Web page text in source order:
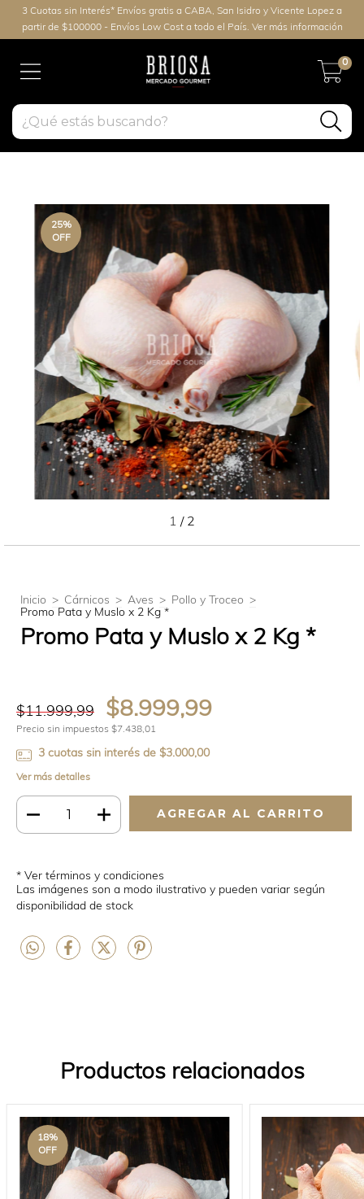
3 Cuotas sin Interés* Envíos gratis a CABA, San Isidro y Vicente Lopez a
partir de $100000 - Envíos Low Cost a todo el País. Ver más información
0
25%
OFF
1 / 2
Inicio > Cárnicos > Aves > Pollo y Troceo >
Promo Pata y Muslo x 2 Kg *
Promo Pata y Muslo x 2 Kg *
$11.999,99 $8.999,99
Precio sin impuestos $7.438,01
3 cuotas sin interés de $3.000,00
Ver más detalles
* Ver términos y condiciones
Las imágenes son a modo ilustrativo y pueden variar según
disponibilidad de stock
Productos relacionados
18%
OFF